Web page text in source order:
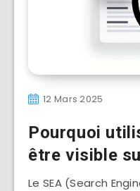
12 Mars 2025
Pourquoi
être visible
Le SEA (Search